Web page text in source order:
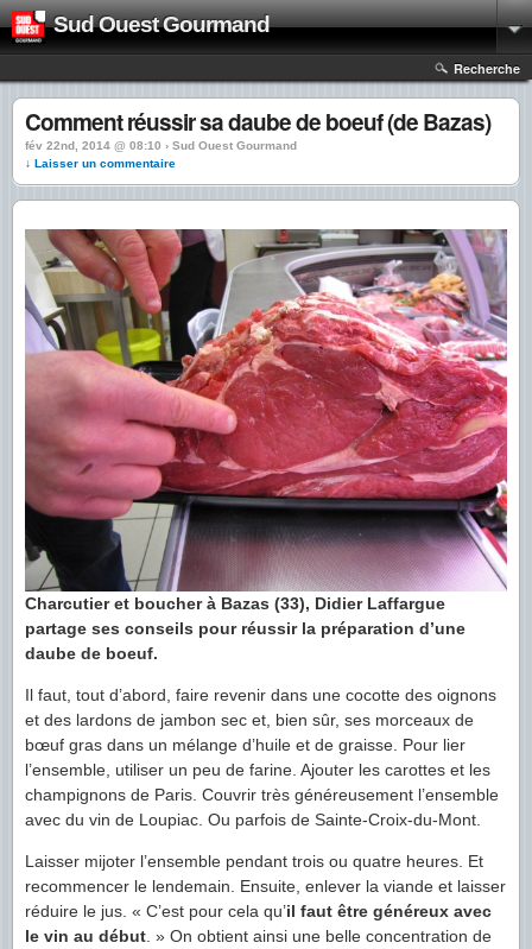
Sud Ouest Gourmand
Recherche
Comment réussir sa daube de boeuf (de Bazas)
fév 22nd, 2014 @ 08:10 › Sud Ouest Gourmand
↓ Laisser un commentaire
Charcutier et boucher à Bazas (33), Didier Laffargue
partage ses conseils pour réussir la préparation d’une
daube de boeuf.
Il faut, tout d’abord, faire revenir dans une cocotte des oignons
et des lardons de jambon sec et, bien sûr, ses morceaux de
bœuf gras dans un mélange d’huile et de graisse. Pour lier
l’ensemble, utiliser un peu de farine. Ajouter les carottes et les
champignons de Paris. Couvrir très généreusement l’ensemble
avec du vin de Loupiac. Ou parfois de Sainte-Croix-du-Mont.
Laisser mijoter l’ensemble pendant trois ou quatre heures. Et
recommencer le lendemain. Ensuite, enlever la viande et laisser
réduire le jus. « C’est pour cela qu’il faut être généreux avec
le vin au début . » On obtient ainsi une belle concentration de